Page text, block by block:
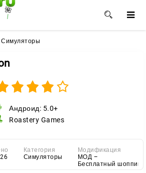
🌺
Симуляторы
Андроид: 5.0+
Roastery Games
Категория
Симуляторы
Модификация
МОД –
Бесплатный шоппинг